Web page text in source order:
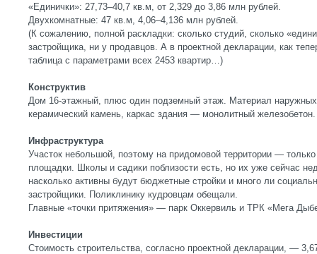
«Единички»: 27,73–40,7 кв.м, от 2,329 до 3,86 млн рублей.
Двухкомнатные: 47 кв.м, 4,06–4,136 млн рублей.
(К сожалению, полной раскладки: сколько студий, сколько
застройщика, ни у продавцов. А в проектной декларации, как
таблица с параметрами всех 2453 квартир…)
Конструктив
Дом 16-этажный, плюс один подземный этаж. Материал
керамический камень, каркас здания — монолитный железобетон.
Инфраструктура
Участок небольшой, поэтому на придомовой территории —
площадки. Школы и садики поблизости есть, но их уже сейчас
насколько активны будут бюджетные стройки и много ли
застройщики. Поликлинику кудровцам обещали.
Главные «точки притяжения» — парк Оккервиль и ТРК «Мега
Инвестиции
Стоимость строительства, согласно проектной декларации, —